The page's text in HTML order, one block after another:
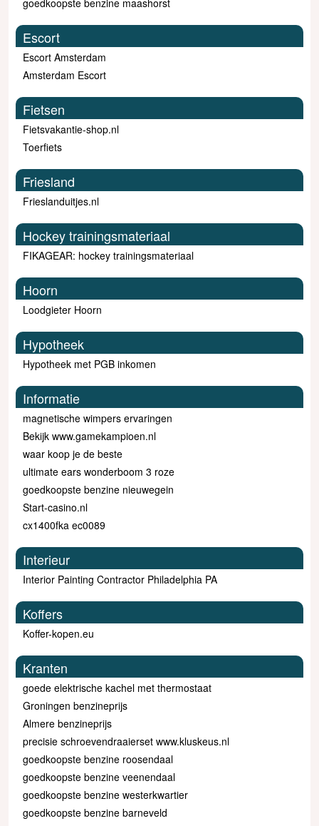
Escort
Escort Amsterdam
Amsterdam Escort
Fietsen
Fietsvakantie-shop.nl
Toerfiets
Friesland
Frieslanduitjes.nl
Hockey trainingsmateriaal
FIKAGEAR: hockey trainingsmateriaal
Hoorn
Loodgieter Hoorn
Hypotheek
Hypotheek met PGB inkomen
Informatie
magnetische wimpers ervaringen
Bekijk www.gamekampioen.nl
waar koop je de beste
ultimate ears wonderboom 3 roze
goedkoopste benzine nieuwegein
Start-casino.nl
cx1400fka ec0089
Interieur
Interior Painting Contractor Philadelphia PA
Koffers
Koffer-kopen.eu
Kranten
goede elektrische kachel met thermostaat
Groningen benzineprijs
Almere benzineprijs
precisie schroevendraaierset www.kluskeus.nl
goedkoopste benzine roosendaal
goedkoopste benzine veenendaal
goedkoopste benzine westerkwartier
goedkoopste benzine barneveld